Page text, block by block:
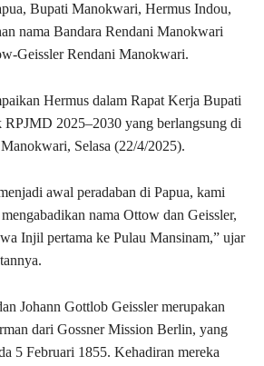
Bupati Manokwari, Hermus Indou,
nama Bandara Rendani Manokwari
Geissler Rendani Manokwari.
Hermus dalam Rapat Kerja Bupati
2025–2030 yang berlangsung di
Selasa (22/4/2025).
awal peradaban di Papua, kami
nama Ottow dan Geissler,
Injil pertama ke Pulau Mansinam,” ujar
Johann Gottlob Geissler merupakan
dari Gossner Mission Berlin, yang
5 Februari 1855. Kehadiran mereka